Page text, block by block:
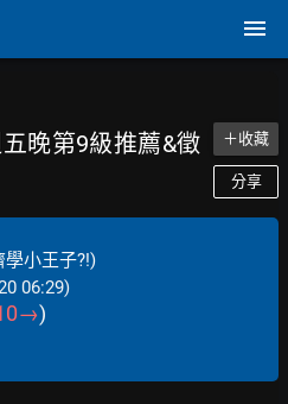
晚第9級推薦&徵
＋收藏
分享
學小王子?!)
06:29)
→)